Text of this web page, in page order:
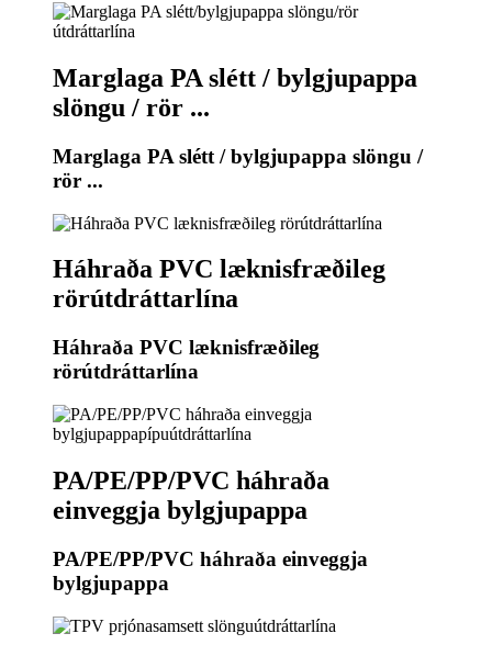
Marglaga PA slétt / bylgjupappa
slöngu / rör ...
Marglaga PA slétt / bylgjupappa slöngu /
rör ...
Háhraða PVC læknisfræðileg
rörútdráttarlína
Háhraða PVC læknisfræðileg
rörútdráttarlína
PA/PE/PP/PVC háhraða
einveggja bylgjupappa
PA/PE/PP/PVC háhraða einveggja
bylgjupappa